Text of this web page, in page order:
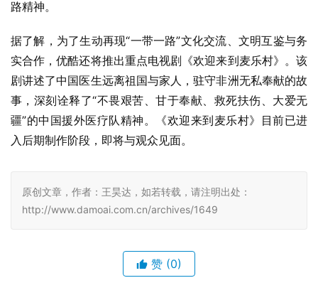
路精神。
据了解，为了生动再现“一带一路”文化交流、文明互鉴与务
实合作，优酷还将推出重点电视剧《欢迎来到麦乐村》。该
剧讲述了中国医生远离祖国与家人，驻守非洲无私奉献的故
事，深刻诠释了“不畏艰苦、甘于奉献、救死扶伤、大爱无
疆”的中国援外医疗队精神。《欢迎来到麦乐村》目前已进
入后期制作阶段，即将与观众见面。
原创文章，作者：王昊达，如若转载，请注明出处：
http://www.damoai.com.cn/archives/1649
赞 (0)